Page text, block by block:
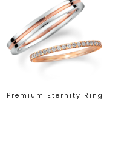
Premium Eternity Ring